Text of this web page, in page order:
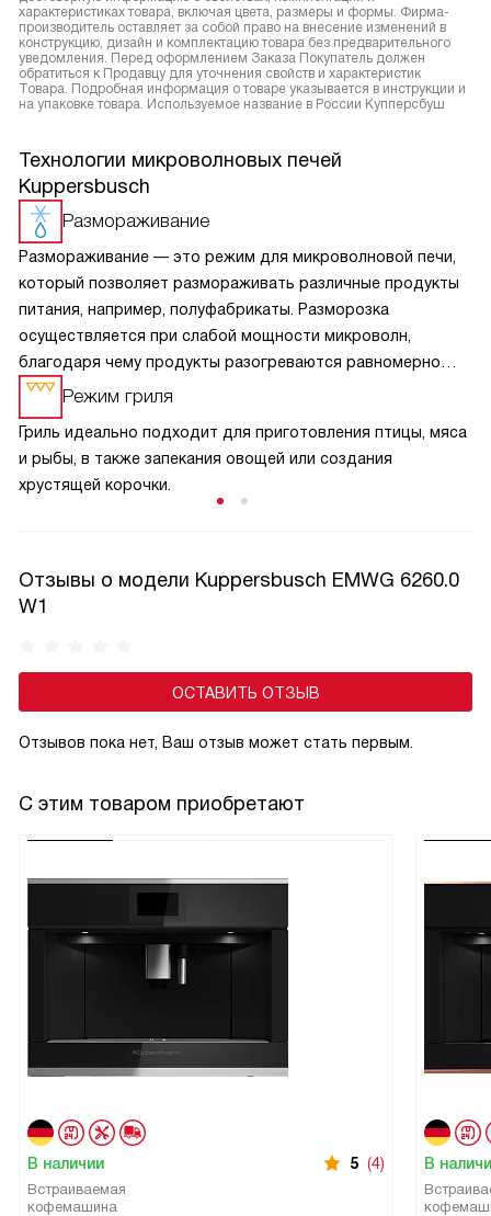
характеристиках товара, включая цвета, размеры и формы. Фирма-
производитель оставляет за собой право на внесение изменений в
конструкцию, дизайн и комплектацию товара без предварительного
уведомления. Перед оформлением Заказа Покупатель должен
обратиться к Продавцу для уточнения свойств и характеристик
Товара. Подробная информация о товаре указывается в инструкции и
на упаковке товара. Используемое название в России Купперсбуш
Технологии микроволновых печей
Kuppersbusch
Размораживание
Размораживание — это режим для микроволновой печи,
который позволяет размораживать различные продукты
питания, например, полуфабрикаты. Разморозка
осуществляется при слабой мощности микроволн,
благодаря чему продукты разогреваются равномерно
и не пригорают. На некоторых приборах можно выбрать
стандартную мощность размораживания или низкую,
которая необходима для таких продуктов, как сыр, сливки
и масло.
Режим гриля
Гриль идеально подходит для приготовления птицы, мяса
и рыбы, в также запекания овощей или создания
хрустящей корочки.
Отзывы о модели Kuppersbusch EMWG 6260.0
W1
ОСТАВИТЬ ОТЗЫВ
Отзывов пока нет, Ваш отзыв может стать первым.
С этим товаром приобретают
В наличии 5 (4)
Встраиваемая
кофемашина
В